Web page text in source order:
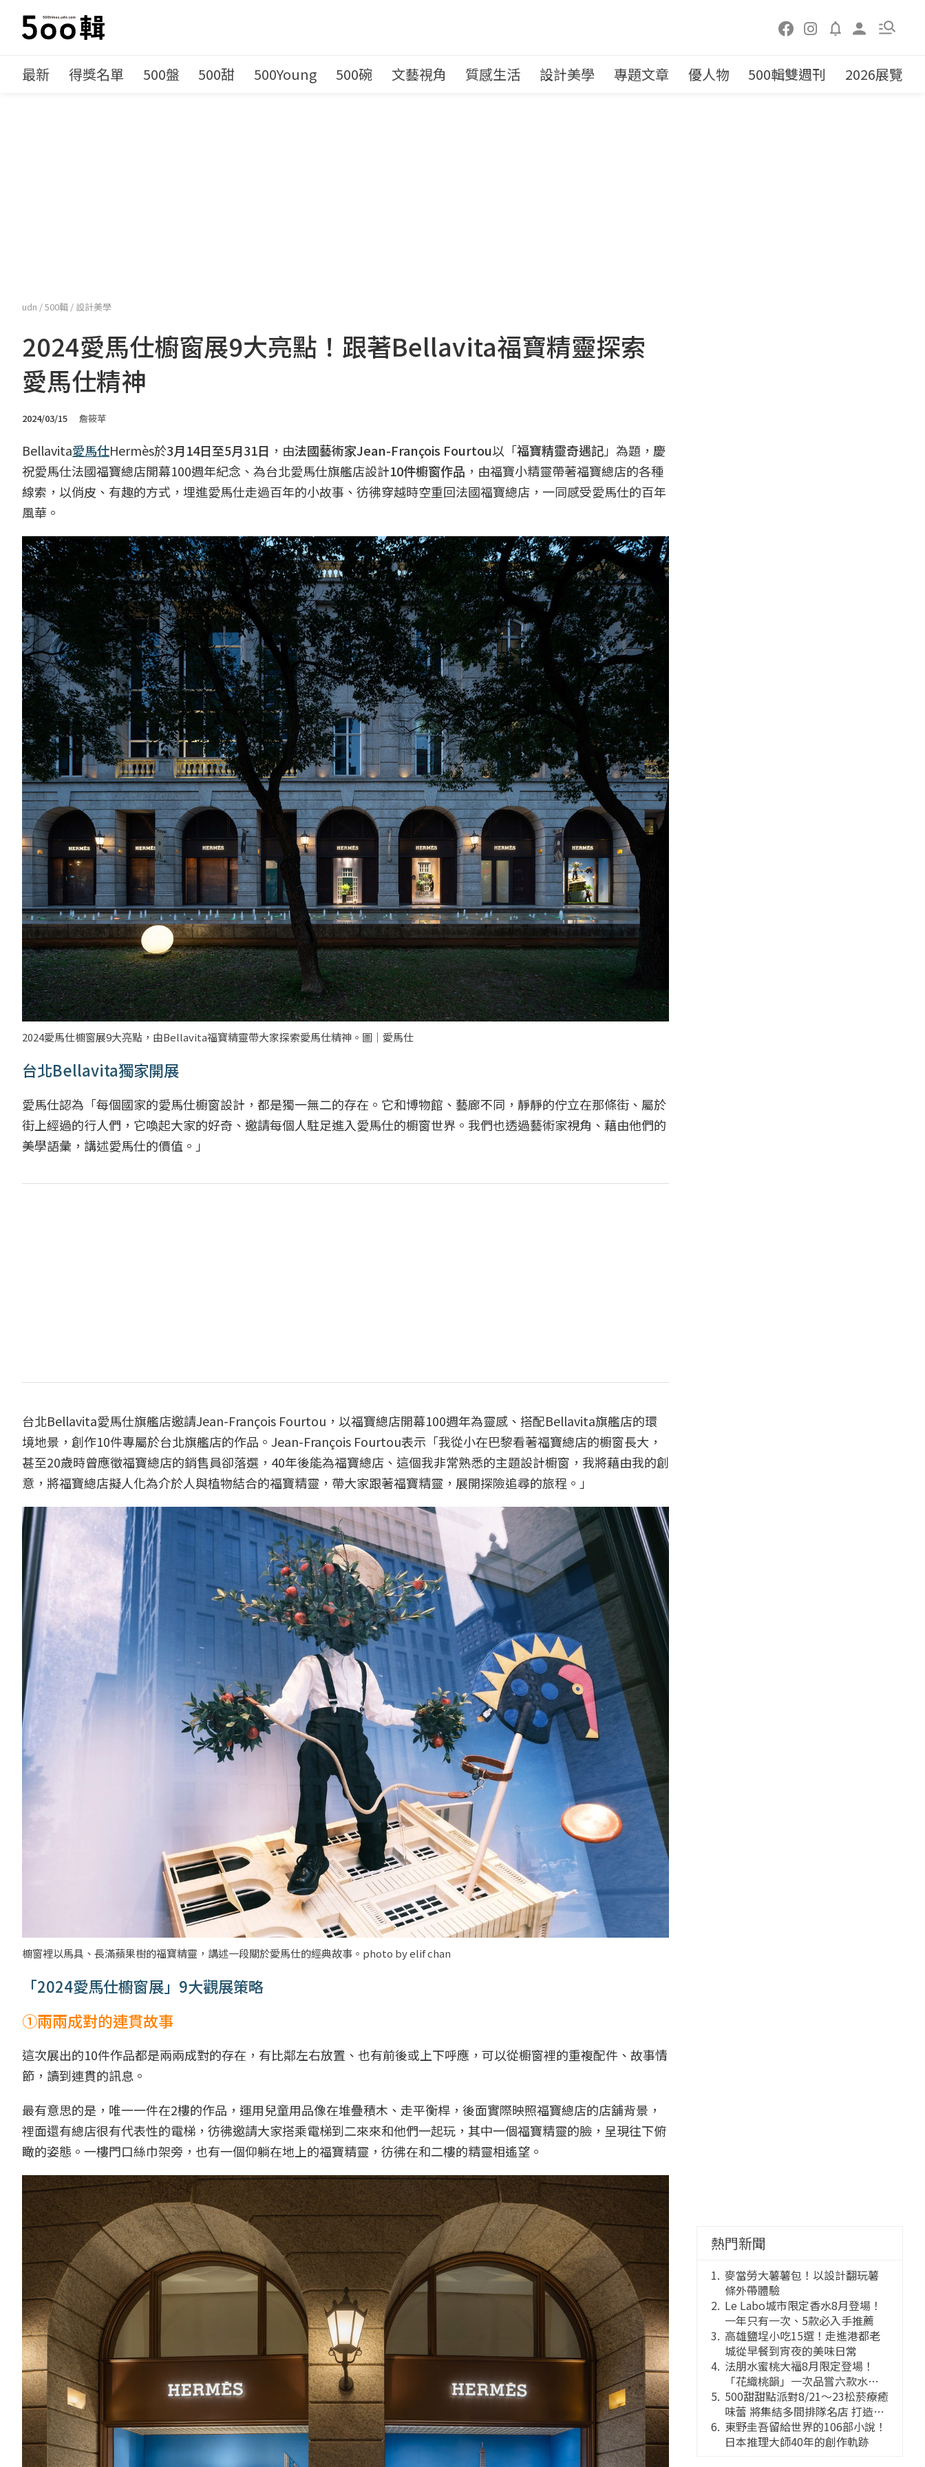
最新 得獎名單 500盤 500甜 500Young 500碗 文藝視角 質感生活 設計美學 專題文章 優人物 500輯雙週刊 2026展覽
udn /500輯 / 設計美學
2024愛馬仕櫥窗展9大亮點！跟著Bellavita福寶精靈探索
愛馬仕精神
2024/03/15 詹筱苹
Bellavita愛馬仕Hermès於3月14日至5月31日 ，由法國藝術家Jean-François Fourtou以「福寶精靈奇遇記」為題，慶
祝愛馬仕法國福寶總店開幕100週年紀念、為台北愛馬仕旗艦店設計10件櫥窗作品 ，由福寶小精靈帶著福寶總店的各種
線索，以俏皮、有趣的方式，埋進愛馬仕走過百年的小故事、彷彿穿越時空重回法國福寶總店，一同感受愛馬仕的百年
風華。
2024愛馬仕櫥窗展9大亮點，由Bellavita福寶精靈帶大家探索愛馬仕精神。圖｜愛馬仕
台北Bellavita獨家開展
愛馬仕認為「每個國家的愛馬仕櫥窗設計，都是獨一無二的存在。它和博物館、藝廊不同，靜靜的佇立在那條街、屬於
街上經過的行人們，它喚起大家的好奇、邀請每個人駐足進入愛馬仕的櫥窗世界。我們也透過藝術家視角、藉由他們的
美學語彙，講述愛馬仕的價值。」
台北Bellavita愛馬仕旗艦店邀請Jean-François Fourtou，以福寶總店開幕100週年為靈感、搭配Bellavita旗艦店的環
境地景，創作10件專屬於台北旗艦店的作品。Jean-François Fourtou表示「我從小在巴黎看著福寶總店的櫥窗長大，
甚至20歲時曾應徵福寶總店的銷售員卻落選，40年後能為福寶總店、這個我非常熟悉的主題設計櫥窗，我將藉由我的創
意，將福寶總店擬人化為介於人與植物結合的福寶精靈，帶大家跟著福寶精靈，展開探險追尋的旅程。」
櫥窗裡以馬具、長滿蘋果樹的福寶精靈，講述一段關於愛馬仕的經典故事。photo by elif chan
「2024愛馬仕櫥窗展」9大觀展策略
①兩兩成對的連貫故事
這次展出的10件作品都是兩兩成對的存在，有比鄰左右放置、也有前後或上下呼應，可以從櫥窗裡的重複配件、故事情
節，讀到連貫的訊息。
最有意思的是，唯一一件在2樓的作品，運用兒童用品像在堆疊積木、走平衡桿，後面實際映照福寶總店的店舖背景，
裡面還有總店很有代表性的電梯，彷彿邀請大家搭乘電梯到二來來和他們一起玩，其中一個福寶精靈的臉，呈現往下俯
瞰的姿態。一樓門口絲巾架旁，也有一個仰躺在地上的福寶精靈，彷彿在和二樓的精靈相遙望。
熱門新聞
麥當勞大薯薯包！以設計翻玩薯
條外帶體驗
Le Labo城市限定香水8月登場！
一年只有一次、5款必入手推薦
高雄鹽埕小吃15選！走進港都老
城從早餐到宵夜的美味日常
法朋水蜜桃大福8月限定登場！
「花織桃韻」一次品嘗六款水蜜
桃花果大福
500甜甜點派對8/21～23松菸療癒
味蕾 將集結多間排隊名店 打造靈
感創意的舞台
東野圭吾留給世界的106部小說！
日本推理大師40年的創作軌跡